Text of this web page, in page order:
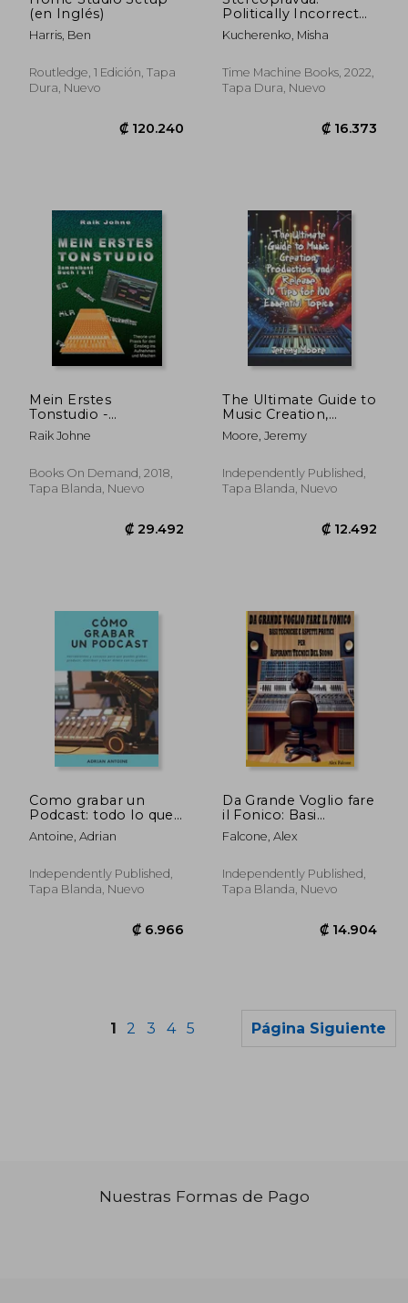
₡ 21.648 ₡
(en Inglés)
Harris, Ben
Routledge, 1 Edición, Tapa
Dura, Nuevo
Politically Incorrect
View on High end
Audio (en Inglés)
Kucherenko, Misha
Time Machine Books, 2022,
Tapa Dura, Nuevo
Mein Erstes
Tonstudio -
Sammelband Buch i
& ii: Theorie und
ins Aufnehmen und
Mischen (en Alemán)
Raik Johne
Books On Demand, 2018,
Tapa Blanda, Nuevo
The Ultimate Guide to
Music Creation,
Production, and
Release: 10 Tips for
(en Inglés)
Moore, Jeremy
Independently Published,
Tapa Blanda, Nuevo
Como grabar un
Podcast: todo lo que
necesitas para
producir, distribuir y
podcast
Antoine, Adrian
Independently Published,
Tapa Blanda, Nuevo
Da Grande Voglio fare
il Fonico: Basi
Tecniche e Aspetti
Pratici Per Aspiranti
Italiano)
Falcone, Alex
Independently Published,
Tapa Blanda, Nuevo
1 2 3 4 5 Página Siguiente
Nuestras Formas de Pago